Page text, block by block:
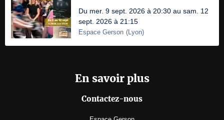
Du mer. 9 sept. 2026 à 20:30 au sam. 12
sept. 2026 à 21:15
Espace Gerson (Lyon)
En savoir plus
Contactez-nous